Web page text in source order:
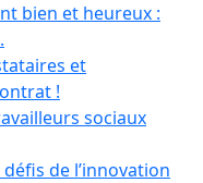
bien et heureux :
et
!
sociaux
de l’innovation